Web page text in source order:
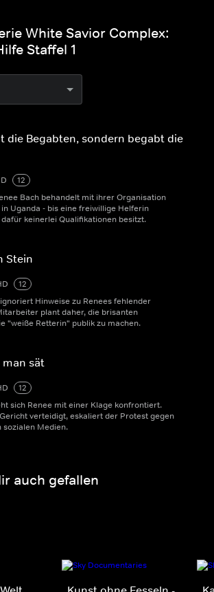
White Savior Complex:
Staffel 1
die Begabten, sondern begabt die
12
Bach behandelt mit ihrer Organisation
Uganda - bis eine freiwillige Helferin
keinerlei Qualifikationen besitzt.
Stein
12
Hinweise zu Renees fehlender
plant daher, die brisanten
"weiße Retterin" publik zu machen.
man sät
12
sich Renee mit einer Klage konfrontiert.
verteidigt, eskaliert der Protest gegen
sozialen Medien.
auch gefallen